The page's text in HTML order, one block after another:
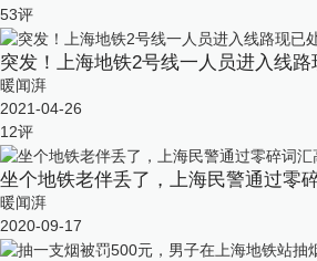
53评
突发！上海地铁2号线一人员进入线
暖闻湃
2021-04-26
12评
坐个地铁老伴丢了，上海民警通过零
暖闻湃
2020-09-17